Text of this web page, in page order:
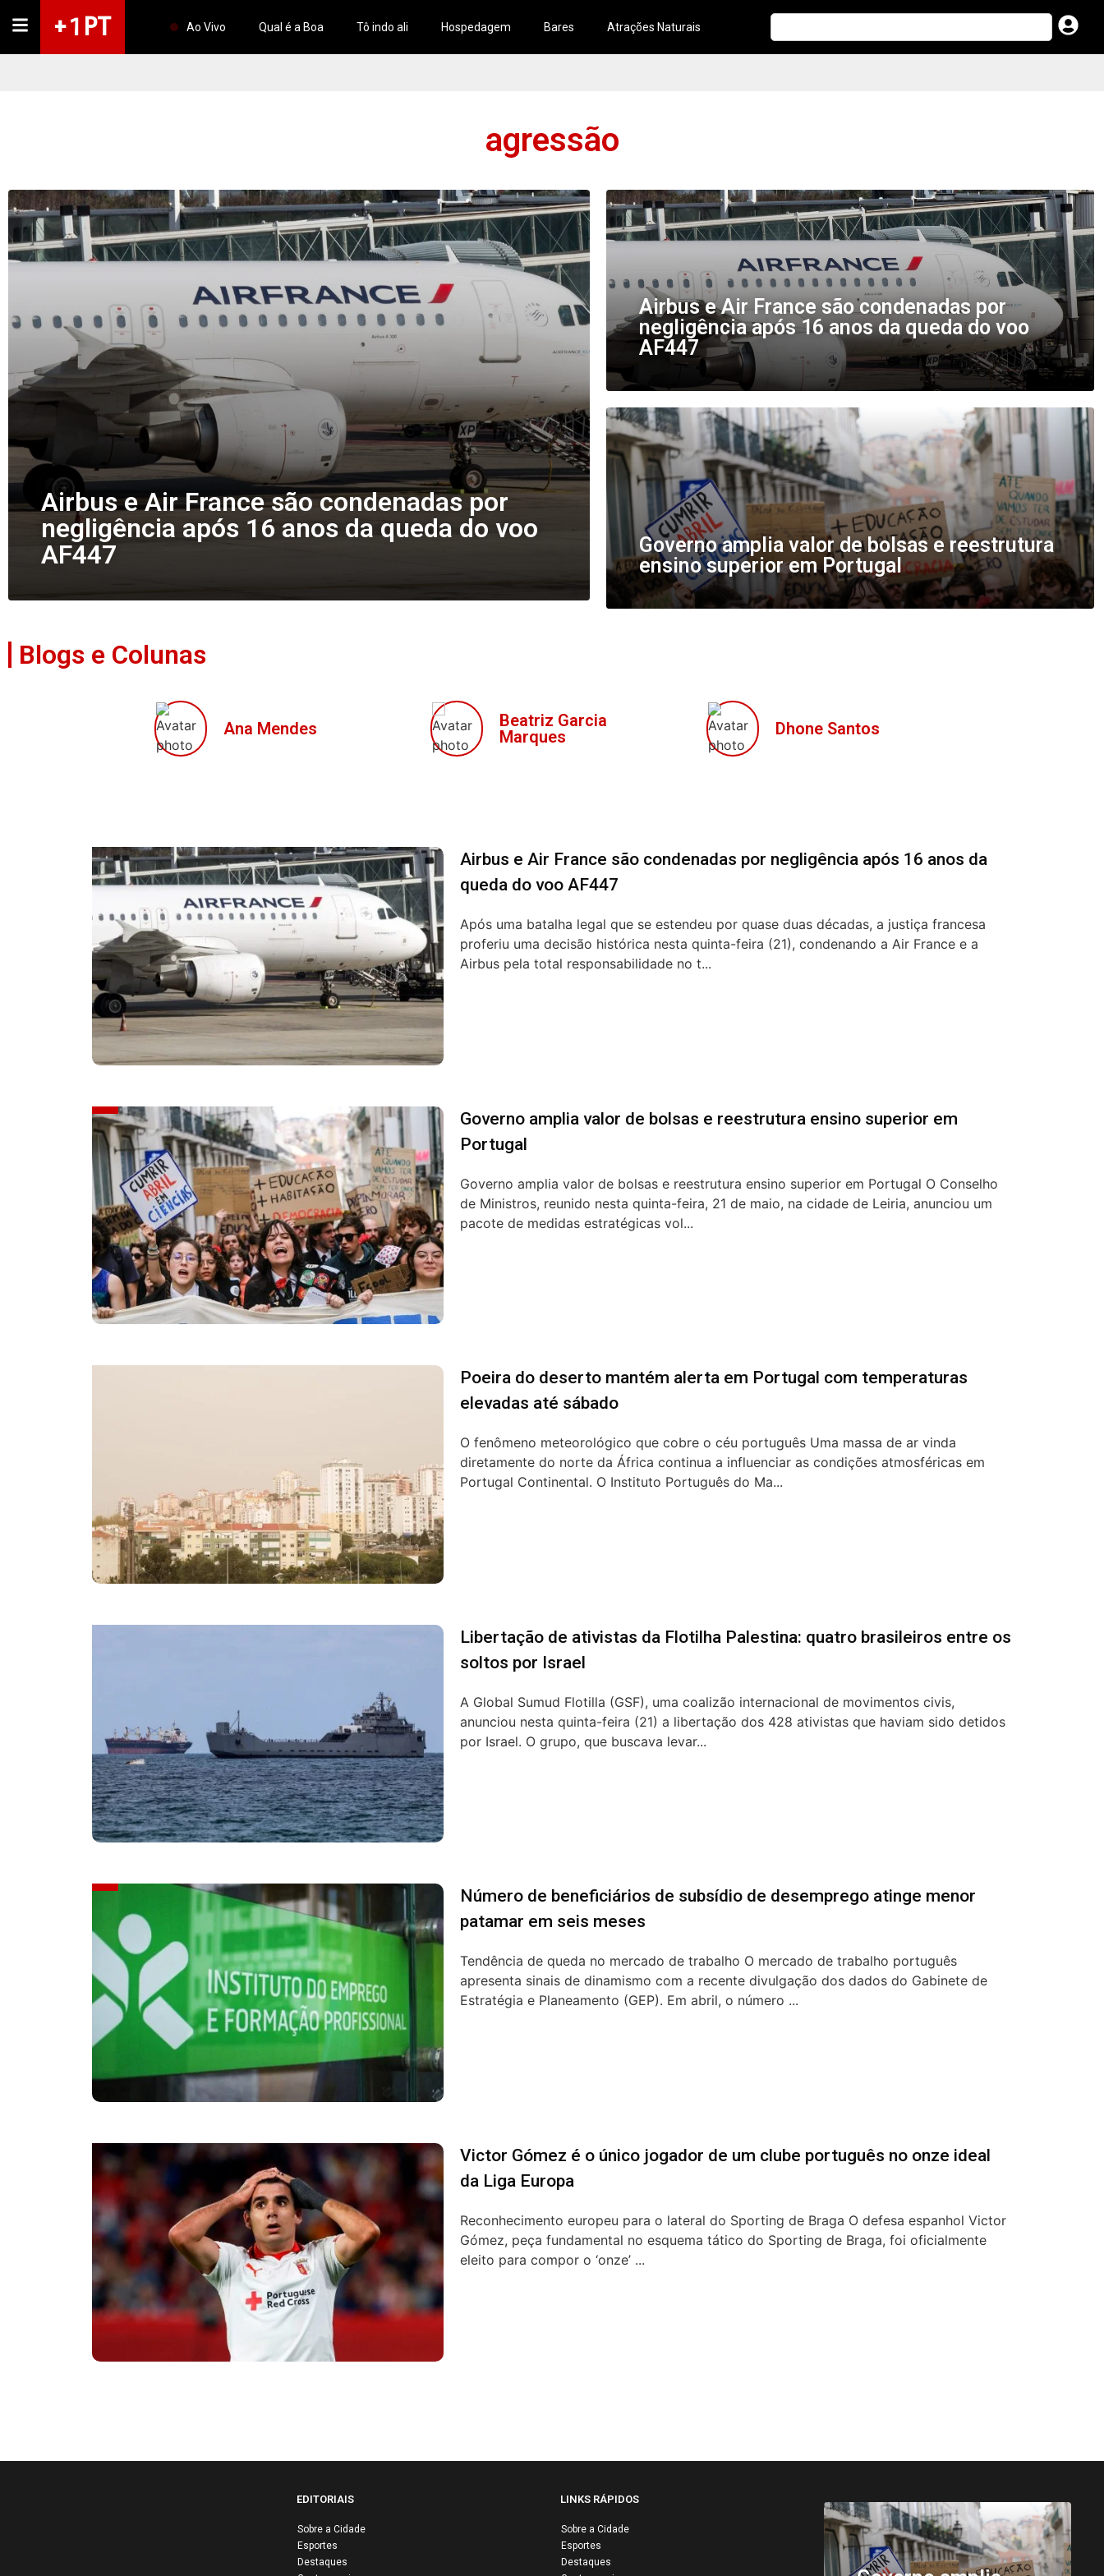
+ 1 PT Ao Vivo Qual é a Boa Tô indo ali Hospedagem Bares Atrações Naturais
agressão
Airbus e Air France são condenadas por
negligência após 16 anos da queda do voo
AF447
Airbus e Air France são condenadas por
negligência após 16 anos da queda do voo
AF447
Governo amplia valor de bolsas e reestrutura
ensino superior em Portugal
Blogs e Colunas
Ana Mendes
Beatriz Garcia
Marques
Dhone Santos
Airbus e Air France são condenadas por negligência após 16 anos da
queda do voo AF447
Após uma batalha legal que se estendeu por quase duas décadas, a justiça francesa
proferiu uma decisão histórica nesta quinta-feira (21), condenando a Air France e a
Airbus pela total responsabilidade no t...
Governo amplia valor de bolsas e reestrutura ensino superior em
Portugal
Governo amplia valor de bolsas e reestrutura ensino superior em Portugal O Conselho
de Ministros, reunido nesta quinta-feira, 21 de maio, na cidade de Leiria, anunciou um
pacote de medidas estratégicas vol...
Poeira do deserto mantém alerta em Portugal com temperaturas
elevadas até sábado
O fenômeno meteorológico que cobre o céu português Uma massa de ar vinda
diretamente do norte da África continua a influenciar as condições atmosféricas em
Portugal Continental. O Instituto Português do Ma...
Libertação de ativistas da Flotilha Palestina: quatro brasileiros entre os
soltos por Israel
A Global Sumud Flotilla (GSF), uma coalizão internacional de movimentos civis,
anunciou nesta quinta-feira (21) a libertação dos 428 ativistas que haviam sido detidos
por Israel. O grupo, que buscava levar...
Número de beneficiários de subsídio de desemprego atinge menor
patamar em seis meses
Tendência de queda no mercado de trabalho O mercado de trabalho português
apresenta sinais de dinamismo com a recente divulgação dos dados do Gabinete de
Estratégia e Planeamento (GEP). Em abril, o número ...
Victor Gómez é o único jogador de um clube português no onze ideal
da Liga Europa
Reconhecimento europeu para o lateral do Sporting de Braga O defesa espanhol Victor
Gómez, peça fundamental no esquema tático do Sporting de Braga, foi oficialmente
eleito para compor o ‘onze’ ...
EDITORIAIS
Sobre a Cidade
Esportes
Destaques
LINKS RÁPIDOS
Sobre a Cidade
Esportes
DestaquesAirbus e Air France